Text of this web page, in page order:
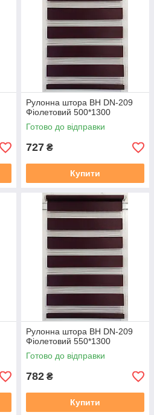
Рулонна штора ВН DN-209
Фіолетовий 500*1300
Готово до відправки
727 ₴
Купити
Рулонна штора ВН DN-209
Фіолетовий 550*1300
Готово до відправки
782 ₴
Купити